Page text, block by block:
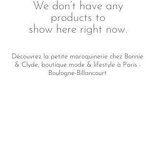
We don’t have any
products to
show here right now.
Découvrez la petite maroquinerie chez Bonnie
& Clyde, boutique mode & lifestyle à Paris -
Boulogne-Billancourt